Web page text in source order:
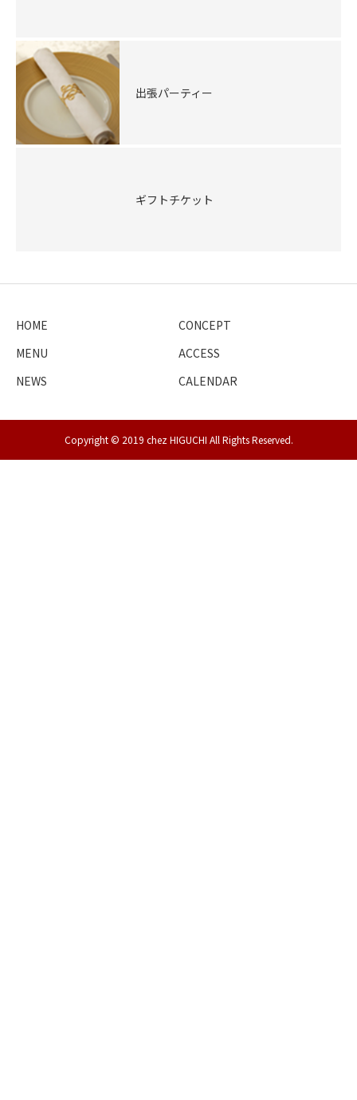
出張パーティー
ギフトチケット
HOME
CONCEPT
MENU
ACCESS
NEWS
CALENDAR
Copyright © 2019 chez HIGUCHI All Rights Reserved.